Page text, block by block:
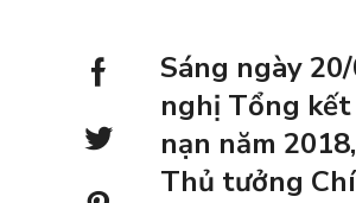
Sáng ngày
nghị Tổng
nạn năm
Thủ tưởng